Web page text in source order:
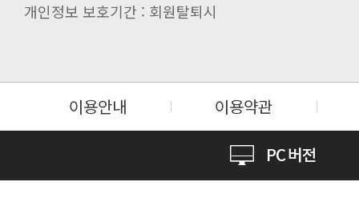
개인정보 보호기간 : 회원탈퇴시
이용안내 이용약관